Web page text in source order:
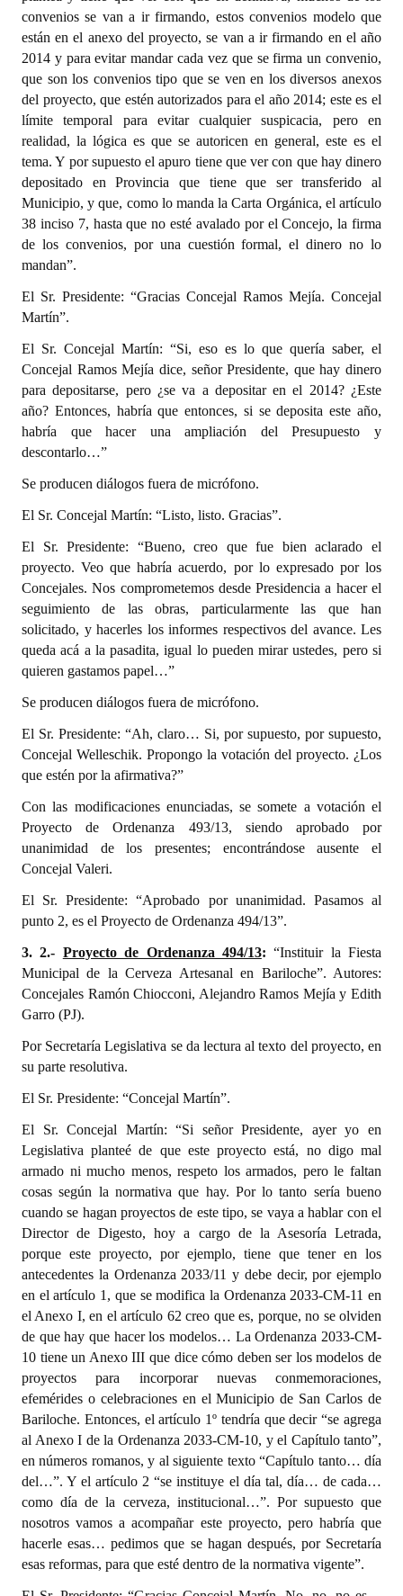
convenios se van a ir firmando, estos convenios modelo que
están en el anexo del proyecto, se van a ir firmando en el año
2014 y para evitar mandar cada vez que se firma un convenio,
que son los convenios tipo que se ven en los diversos anexos
del proyecto, que estén autorizados para el año 2014; este es el
límite temporal para evitar cualquier suspicacia, pero en
realidad, la lógica es que se autoricen en general, este es el
tema. Y por supuesto el apuro tiene que ver con que hay dinero
depositado en Provincia que tiene que ser transferido al
Municipio, y que, como lo manda la Carta Orgánica, el artículo
38 inciso 7, hasta que no esté avalado por el Concejo, la firma
de los convenios, por una cuestión formal, el dinero no lo
mandan”.
El Sr. Presidente: “Gracias Concejal Ramos Mejía. Concejal
Martín”.
El Sr. Concejal Martín: “Si, eso es lo que quería saber, el
Concejal Ramos Mejía dice, señor Presidente, que hay dinero
para depositarse, pero ¿se va a depositar en el 2014? ¿Este
año? Entonces, habría que entonces, si se deposita este año,
habría que hacer una ampliación del Presupuesto y
descontarlo…”
Se producen diálogos fuera de micrófono.
El Sr. Concejal Martín: “Listo, listo. Gracias”.
El Sr. Presidente: “Bueno, creo que fue bien aclarado el
proyecto. Veo que habría acuerdo, por lo expresado por los
Concejales. Nos comprometemos desde Presidencia a hacer el
seguimiento de las obras, particularmente las que han
solicitado, y hacerles los informes respectivos del avance. Les
queda acá a la pasadita, igual lo pueden mirar ustedes, pero si
quieren gastamos papel…”
Se producen diálogos fuera de micrófono.
El Sr. Presidente: “Ah, claro… Si, por supuesto, por supuesto,
Concejal Welleschik. Propongo la votación del proyecto. ¿Los
que estén por la afirmativa?”
Con las modificaciones enunciadas, se somete a votación el
Proyecto de Ordenanza 493/13, siendo aprobado por
unanimidad de los presentes; encontrándose ausente el
Concejal Valeri.
El Sr. Presidente: “Aprobado por unanimidad. Pasamos al
punto 2, es el Proyecto de Ordenanza 494/13”.
3. 2.- Proyecto de Ordenanza 494/13: “Instituir la Fiesta
Municipal de la Cerveza Artesanal en Bariloche”. Autores:
Concejales Ramón Chiocconi, Alejandro Ramos Mejía y Edith
Garro (PJ).
Por Secretaría Legislativa se da lectura al texto del proyecto, en
su parte resolutiva.
El Sr. Presidente: “Concejal Martín”.
El Sr. Concejal Martín: “Si señor Presidente, ayer yo en
Legislativa planteé de que este proyecto está, no digo mal
armado ni mucho menos, respeto los armados, pero le faltan
cosas según la normativa que hay. Por lo tanto sería bueno
cuando se hagan proyectos de este tipo, se vaya a hablar con el
Director de Digesto, hoy a cargo de la Asesoría Letrada,
porque este proyecto, por ejemplo, tiene que tener en los
antecedentes la Ordenanza 2033/11 y debe decir, por ejemplo
en el artículo 1, que se modifica la Ordenanza 2033-CM-11 en
el Anexo I, en el artículo 62 creo que es, porque, no se olviden
de que hay que hacer los modelos… La Ordenanza 2033-CM-
10 tiene un Anexo III que dice cómo deben ser los modelos de
proyectos para incorporar nuevas conmemoraciones,
efemérides o celebraciones en el Municipio de San Carlos de
Bariloche. Entonces, el artículo 1º tendría que decir “se agrega
al Anexo I de la Ordenanza 2033-CM-10, y el Capítulo tanto”,
en números romanos, y al siguiente texto “Capítulo tanto… día
del…”. Y el artículo 2 “se instituye el día tal, día… de cada…
como día de la cerveza, institucional…”. Por supuesto que
nosotros vamos a acompañar este proyecto, pero habría que
hacerle esas… pedimos que se hagan después, por Secretaría
esas reformas, para que esté dentro de la normativa vigente”.